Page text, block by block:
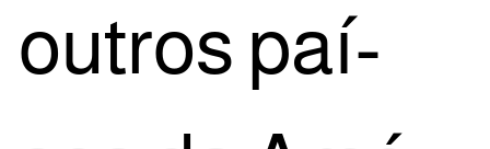
outros paí­